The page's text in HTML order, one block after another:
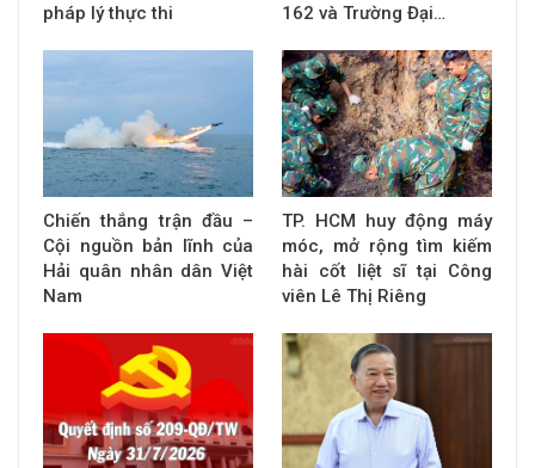
pháp lý thực thi
162 và Trường Đại…
Chiến thắng trận đầu –
Cội nguồn bản lĩnh của
Hải quân nhân dân Việt
Nam
TP. HCM huy động máy
móc, mở rộng tìm kiếm
hài cốt liệt sĩ tại Công
viên Lê Thị Riêng